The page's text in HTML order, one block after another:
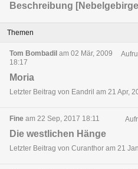
Beschreibung
Themen
Tom Bombadil am 02 Mär, 2009
18:17
Moria
Letzter Beitrag von Eandril am 21 Apr,
Fine am 22 Sep, 2017 18:11
Die westlichen Hänge
Letzter Beitrag von Curanthor am 21